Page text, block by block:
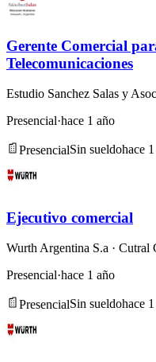
Gerente Comercial
Telecomunicaciones
Estudio Sanchez Salas y
Presencial·hace 1 año
PresencialSin sueldohace
Ejecutivo comercial
Wurth Argentina S.a · Cutral
Presencial·hace 1 año
PresencialSin sueldohace